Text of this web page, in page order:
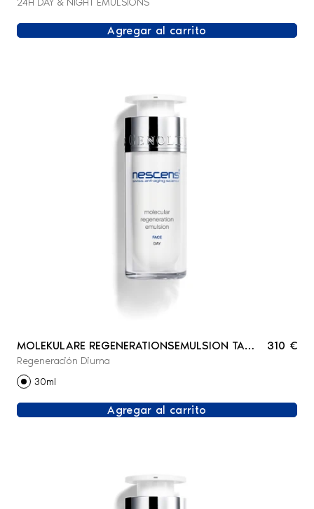
24H DAY & NIGHT EMULSIONS
Agregar al carrito
MOLEKULARE REGENERATIONSEMULSION TAG
- GESICHT
Regeneración Diurna
310 €
30ml
Agregar al carrito